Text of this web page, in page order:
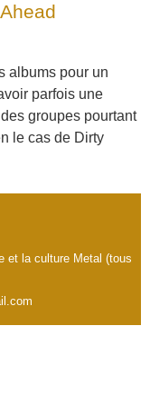
albums pour un
parfois une
groupes pourtant
le cas de Dirty
et la culture Metal (tous